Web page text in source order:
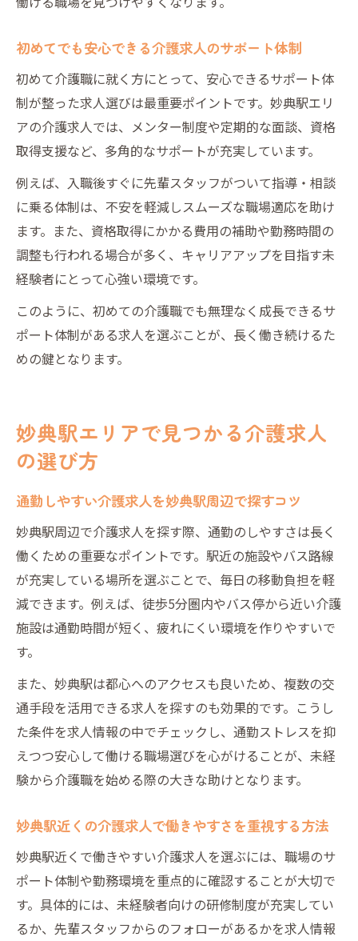
初めてでも安心できる介護求人のサポート体制
初めて介護職に就く方にとって、安心できるサポート体
制が整った求人選びは最重要ポイントです。妙典駅エリ
アの介護求人では、メンター制度や定期的な面談、資格
取得支援など、多角的なサポートが充実しています。
例えば、入職後すぐに先輩スタッフがついて指導・相談
に乗る体制は、不安を軽減しスムーズな職場適応を助け
ます。また、資格取得にかかる費用の補助や勤務時間の
調整も行われる場合が多く、キャリアアップを目指す未
経験者にとって心強い環境です。
このように、初めての介護職でも無理なく成長できるサ
ポート体制がある求人を選ぶことが、長く働き続けるた
めの鍵となります。
妙典駅エリアで見つかる介護求人
の選び方
通勤しやすい介護求人を妙典駅周辺で探すコツ
妙典駅周辺で介護求人を探す際、通勤のしやすさは長く
働くための重要なポイントです。駅近の施設やバス路線
が充実している場所を選ぶことで、毎日の移動負担を軽
減できます。例えば、徒歩5分圏内やバス停から近い介護
施設は通勤時間が短く、疲れにくい環境を作りやすいで
す。
また、妙典駅は都心へのアクセスも良いため、複数の交
通手段を活用できる求人を探すのも効果的です。こうし
た条件を求人情報の中でチェックし、通勤ストレスを抑
えつつ安心して働ける職場選びを心がけることが、未経
験から介護職を始める際の大きな助けとなります。
妙典駅近くの介護求人で働きやすさを重視する方法
妙典駅近くで働きやすい介護求人を選ぶには、職場のサ
ポート体制や勤務環境を重点的に確認することが大切で
す。具体的には、未経験者向けの研修制度が充実してい
るか、先輩スタッフからのフォローがあるかを求人情報